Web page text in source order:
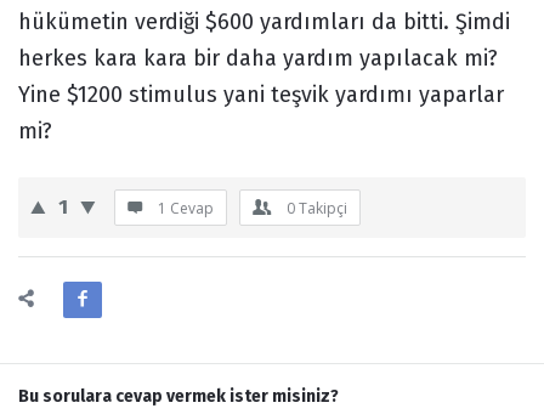
hükümetin verdiği $600 yardımları da bitti. Şimdi
herkes kara kara bir daha yardım yapılacak mi?
Yine $1200 stimulus yani teşvik yardımı yaparlar
mi?
1 1 Cevap 0Takipçi
Bu sorulara cevap vermek ister misiniz?